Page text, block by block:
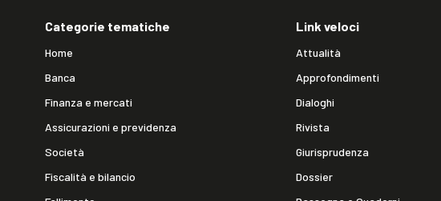
Categorie tematiche
Home
Banca
Finanza e mercati
Assicurazioni e previdenza
Società
Fiscalità e bilancio
Link veloci
Attualità
Approfondimenti
Dialoghi
Rivista
Giurisprudenza
Dossier